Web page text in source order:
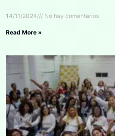
14/11/2024 No hay comentarios
Read More »